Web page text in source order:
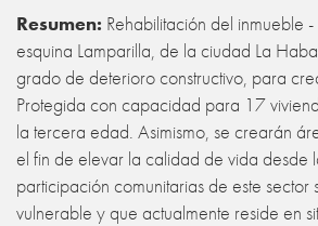
Resumen: Rehabilitación del inmueble
esquina Lamparilla, de la ciudad La
grado de deterioro constructivo, para
Protegida con capacidad para 17
la tercera edad. Asimismo, se crearán
el fin de elevar la calidad de vida desde
participación comunitarias de este sector
vulnerable y que actualmente reside en